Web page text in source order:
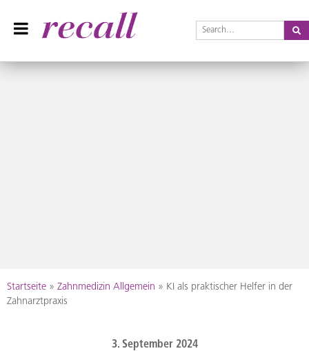
Recall Magazin
Das Praxisteam-Magazin
to
Startseite » Zahnmedizin Allgemein » KI als praktischer Helfer in der
Zahnarztpraxis
3. September 2024